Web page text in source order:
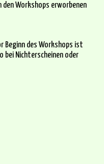
den Workshops erworbenen
Beginn des Workshops ist
bei Nichterscheinen oder